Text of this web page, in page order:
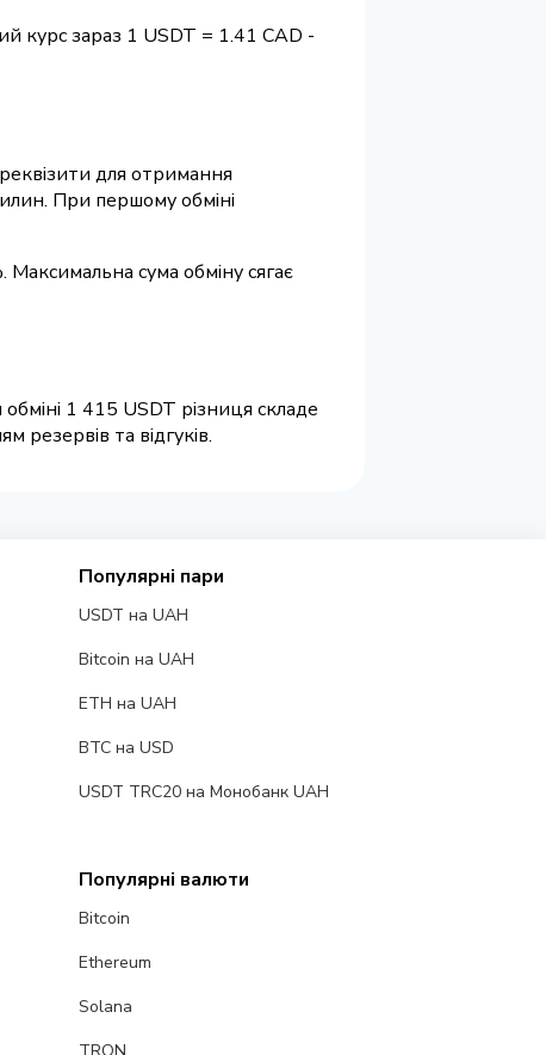
курс зараз 1 USDT = 1.41 CAD -
для отримання
При першому обміні
сума обміну сягає
1 415 USDT різниця складе
та відгуків.
Популярні пари
USDT на UAH
Bitcoin на UAH
ETH на UAH
BTC на USD
USDT TRC20 на Монобанк UAH
Популярні валюти
Bitcoin
Ethereum
Solana